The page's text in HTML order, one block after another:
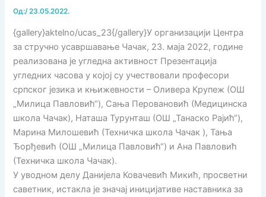
Од:/23.05.2022.
{gallery}aktelno/ucas_23{/gallery}У организацији Центра
за стручно усавршавање Чачак, 23. маја 2022, године
реализована је угледна активност Презентација
угледних часова у којој су учествовали професори
српског језика и књижевности – Оливера Крупеж (ОШ
„Милица Павловић“), Сања Перовановић (Медицинска
школа Чачак), Наташа Турунташ (ОШ „Танаско Рајић“),
Марина Милошевић (Техничка школа Чачак ), Тања
Ђорђевић (ОШ „Милица Павловић“) и Ана Павловић
(Техничка школа Чачак).
У уводном делу Данијела Ковачевић Микић, просветни
саветник, истакла је значај иницијативе наставника за